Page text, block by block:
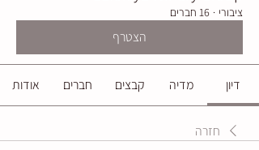
ציבורי · 16 חברים
הצטרף
דיון מדיה קבצים חברים אודות
חזרה